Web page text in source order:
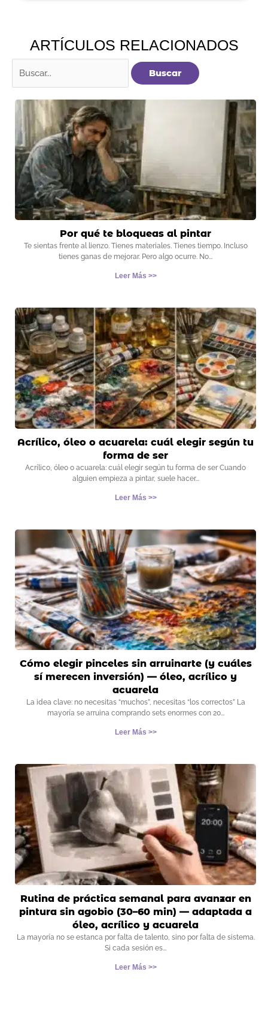
ARTÍCULOS RELACIONADOS
por:
Por qué te bloqueas al pintar
Te sientas frente al lienzo. Tienes materiales. Tienes tiempo. Incluso
tienes ganas de mejorar. Pero algo ocurre. No
Leer Más >>
Acrílico, óleo o acuarela: cuál elegir según tu
forma de ser
Acrílico, óleo o acuarela: cuál elegir según tu forma de ser Cuando
alguien empieza a pintar, suele hacer
Leer Más >>
Cómo elegir pinceles sin arruinarte (y cuáles
sí merecen inversión) — óleo, acrílico y
acuarela
La idea clave: no necesitas “muchos”, necesitas “los correctos” La
mayoría se arruina comprando sets enormes con 20
Leer Más >>
Rutina de práctica semanal para avanzar en
pintura sin agobio (30–60 min) — adaptada a
óleo, acrílico y acuarela
La mayoría no se estanca por falta de talento, sino por falta de sistema.
Si cada sesión es
Leer Más >>